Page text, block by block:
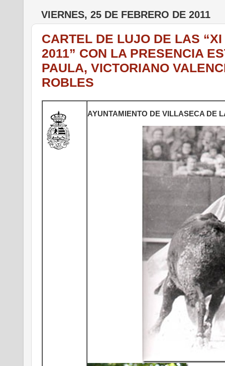
VIERNES, 25 DE FEBRERO DE 2011
CARTEL DE LUJO DE LAS
2011” CON LA PRESENCIA
PAULA, VICTORIANO
ROBLES
AYUNTAMIENTO DE VILLASECA DE